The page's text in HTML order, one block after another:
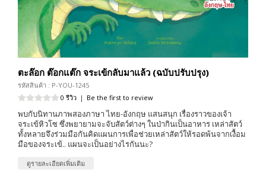
ตะล๊อก ต๊อกแต๊ก จระเข้กลับมาแล้ว (ฉบับปรับปรุง)
รหัสสินค้า : P-YOU-1245
0 รีวิว | Be the first to review
พบกับนิทานภาพสองภาษา ไทย-อังกฤษ แสนสนุก เรื่องราวของเจ้า
จระเข้หิวโซ ซึ่งพยายามจะจับสัตว์ต่างๆ ในป่ากินเป็นอาหาร เหล่าสัตว์
ทั้งหลายจึงร่วมมือกันคิดแผนการเพื่อช่วยเหล่าสัตว์ให้รอดพ้นจากเงื้อม
มือของจระเข้.. แผนจะเป็นอย่างไรกันนะ?
ดูรายละเอียดเพิ่มเติม